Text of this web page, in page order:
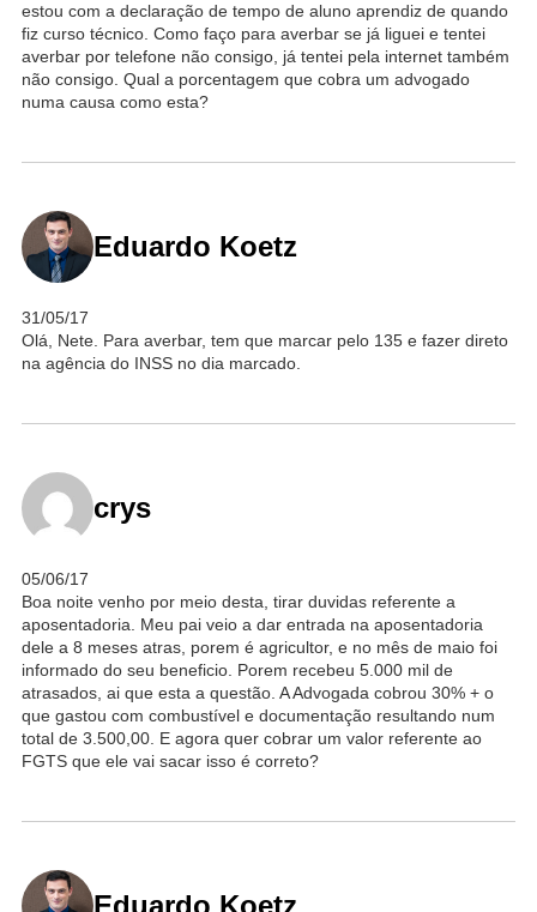
estou com a declaração de tempo de aluno aprendiz de quando
fiz curso técnico. Como faço para averbar se já liguei e tentei
averbar por telefone não consigo, já tentei pela internet também
não consigo. Qual a porcentagem que cobra um advogado
numa causa como esta?
Eduardo Koetz
31/05/17
Olá, Nete. Para averbar, tem que marcar pelo 135 e fazer direto
na agência do INSS no dia marcado.
crys
05/06/17
Boa noite venho por meio desta, tirar duvidas referente a
aposentadoria. Meu pai veio a dar entrada na aposentadoria
dele a 8 meses atras, porem é agricultor, e no mês de maio foi
informado do seu beneficio. Porem recebeu 5.000 mil de
atrasados, ai que esta a questão. A Advogada cobrou 30% + o
que gastou com combustível e documentação resultando num
total de 3.500,00. E agora quer cobrar um valor referente ao
FGTS que ele vai sacar isso é correto?
Eduardo Koetz